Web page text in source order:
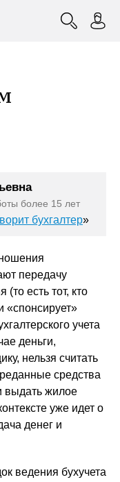
более 15 лет
бухгалтер»
передачу
есть тот, кто
«спонсирует»
учета
деньги,
нельзя считать
средства
выдать жилое
уже идет о
денег и
ведения бухучета